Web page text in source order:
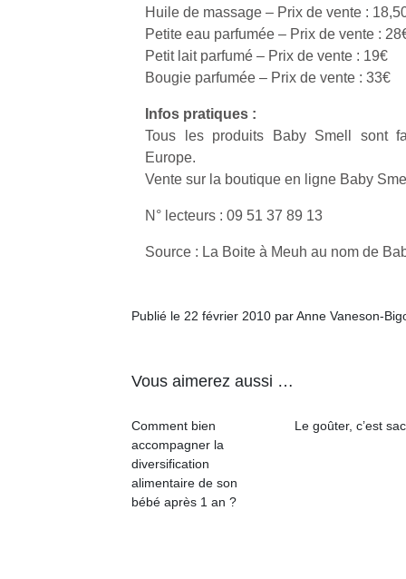
Huile de massage – Prix de vente :
Petite eau parfumée – Prix de vente :
Petit lait parfumé – Prix de vente : 19€
Bougie parfumée – Prix de vente : 33€
Infos pratiques :
Tous les produits Baby Smell sont
Europe.
Vente sur la boutique en ligne Baby
N° lecteurs : 09 51 37 89 13
Source : La Boite à Meuh au nom de
Publié le 22 février 2010 par Anne Vaneson-
Vous aimerez aussi …
Comment bien
accompagner la
diversification
alimentaire de son
bébé après 1 an ?
Le goûter, c’est